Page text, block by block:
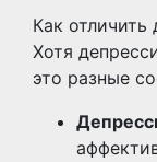
Как отличить
Хотя
это разные